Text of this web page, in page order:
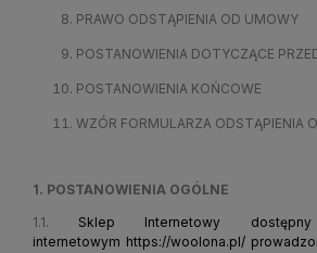
PRAWO ODSTĄPIENIA OD UMOWY
POSTANOWIENIA DOTYCZĄCE
POSTANOWIENIA KOŃCOWE
WZÓR FORMULARZA ODSTĄPIENIA
1. POSTANOWIENIA OGÓLNE
1.1. Sklep Internetowy
internetowym https://woolona.pl/